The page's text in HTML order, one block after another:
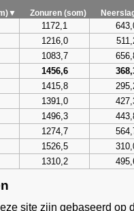
Zonuren (som)
1172,1
1216,0
1083,7
1456,6
1415,8
1391,0
1496,3
1274,7
1526,5
1310,2
site zijn gebaseerd op